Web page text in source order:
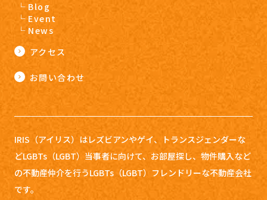
Blog
Event
News
アクセス
お問い合わせ
IRIS（アイリス）はレズビアンやゲイ、トランスジェンダーな
どLGBTs（LGBT）当事者に向けて、お部屋探し、 物件購入など
の不動産仲介を行うLGBTs（LGBT）フレンドリーな不動産会社
です。